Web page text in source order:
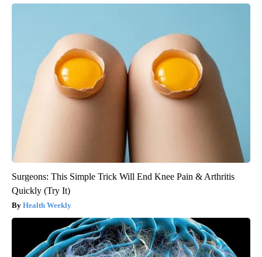
Surgeons: This Simple Trick Will End Knee Pain & Arthritis
Quickly (Try It)
Health Weekly